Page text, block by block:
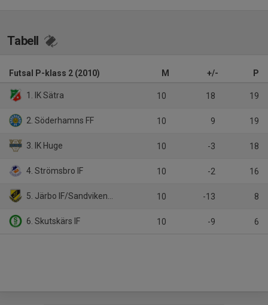
Tabell
Futsal P-klass 2 (2010) M +/- P
1. IK Sätra 10 18 19
2. Söderhamns FF 10 9 19
3. IK Huge 10 -3 18
4. Strömsbro IF 10 -2 16
5. Järbo IF/Sandvikens IF 10 -13 8
6. Skutskärs IF 10 -9 6